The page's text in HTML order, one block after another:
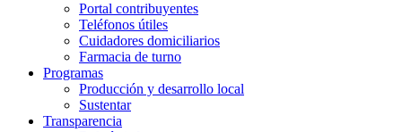
Portal contribuyentes
Teléfonos útiles
Cuidadores domiciliarios
Farmacia de turno
Programas
Producción y desarrollo local
Sustentar
Transparencia